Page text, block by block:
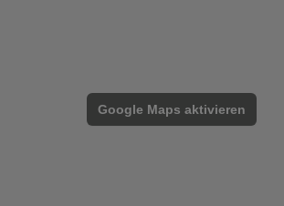
Google Maps aktivieren